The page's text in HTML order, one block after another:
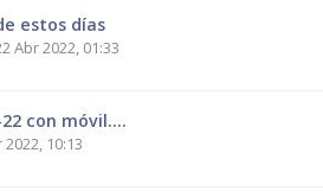
estos días
Abr 2022, 01:33
con móvil....
2022, 10:13